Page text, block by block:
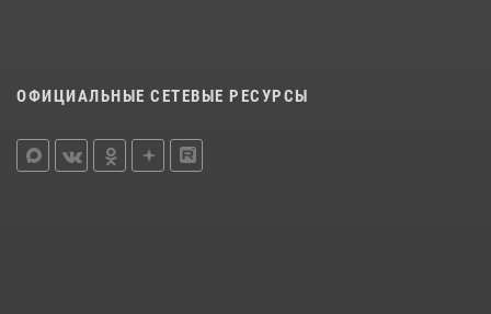
ОФИЦИАЛЬНЫЕ СЕТЕВЫЕ РЕСУРСЫ